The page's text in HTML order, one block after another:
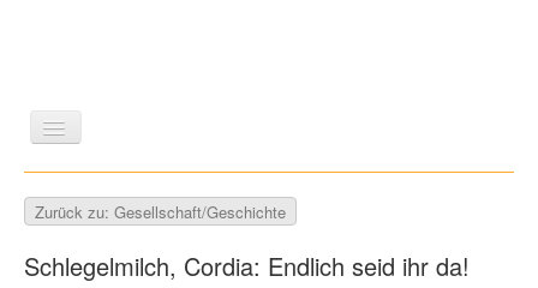
GESCHICHTE
WISSENSCHAFT
ZEITSCHRIFTEN/VERZEICHNISSE
Zurück zu: Gesellschaft/Geschichte
Schlegelmilch, Cordia: Endlich seid ihr da!